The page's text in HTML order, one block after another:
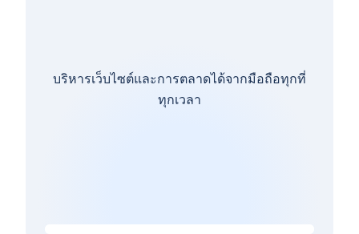
บริหารเว็บไซต์และการตลาดได้จากมือถือทุกที่
ทุกเวลา